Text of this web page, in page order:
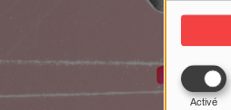
Activé